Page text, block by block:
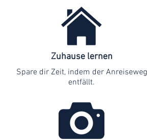
Zuhause lernen
Spare dir Zeit, indem der Anreiseweg
entfällt.